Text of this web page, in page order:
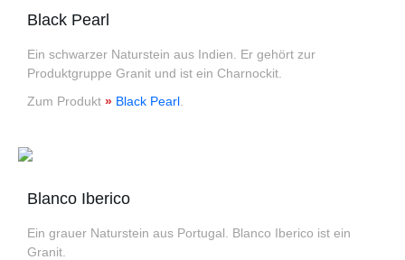
Black Pearl
Ein schwarzer Naturstein aus Indien. Er gehört zur
Produktgruppe Granit und ist ein Charnockit.
Zum Produkt » Black Pearl
Blanco Iberico
Ein grauer Naturstein aus Portugal. Blanco Iberico ist ein
Granit.